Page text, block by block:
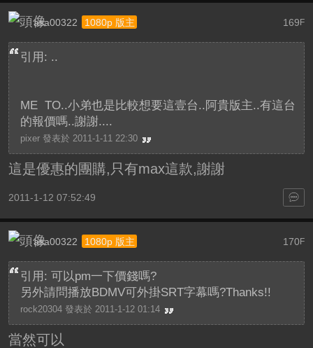
169 F
asa00322 1080p 版主
引用: ..
ME TO..小弟也是比較想要這壹台..阿貴版主..有這台
的報價嗎..謝謝....
pixer 發表於 2011-1-11 22:30
這是優惠的團購,只有max這款,謝謝
2011-1-12 07:52:49
170F
asa00322 1080p 版主
引用: 可以pm一下價錢嗎?
另外請問播放BDMV可外掛SRT字幕嗎?Thanks!!
rock20304 發表於 2011-1-12 01:14
當然可以